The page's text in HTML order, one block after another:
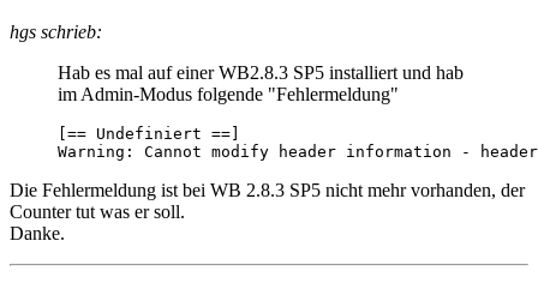
hgs schrieb:
Hab es mal auf einer WB2.8.3 SP5 installiert und hab
im Admin-Modus folgende "Fehlermeldung"
[== Undefiniert ==]
Warning: Cannot modify header information -
Die Fehlermeldung ist bei WB 2.8.3 SP5 nicht mehr vorhanden, der
Counter tut was er soll.
Danke.